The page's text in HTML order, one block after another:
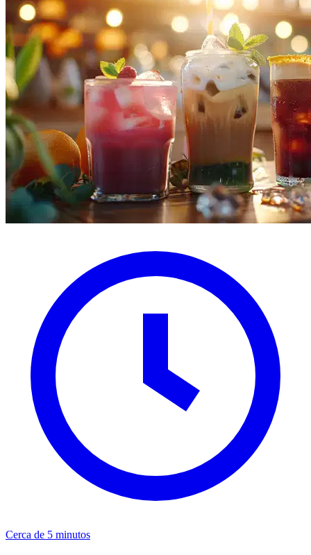
Cerca de 5 minutos